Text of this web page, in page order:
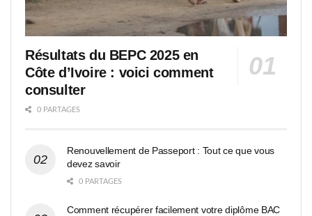
Résultats du BEPC 2025 en
Côte d’Ivoire : voici comment
consulter
0 PARTAGES
Renouvellement de Passeport : Tout ce que vous
devez savoir
0 PARTAGES
Comment récupérer facilement votre diplôme BAC